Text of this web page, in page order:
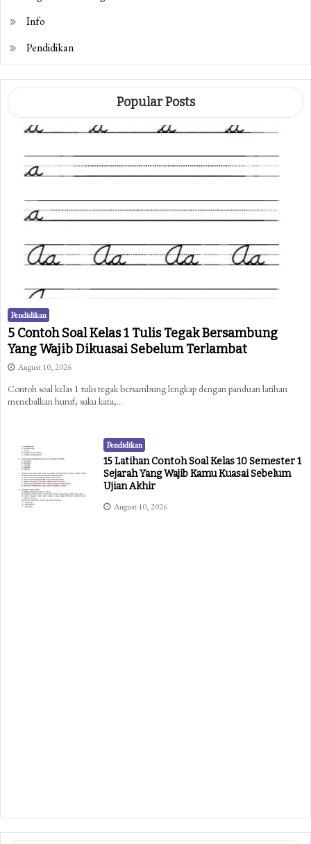
Info
Pendidikan
Popular Posts
Pendidikan
5 Contoh Soal Kelas 1 Tulis Tegak Bersambung
Yang Wajib Dikuasai Sebelum Terlambat
August 10, 2026
Contoh soal kelas 1 tulis tegak bersambung lengkap dengan panduan latihan
menebalkan huruf, suku kata,…
Pendidikan
15 Latihan Contoh Soal Kelas 10 Semester 1
Sejarah Yang Wajib Kamu Kuasai Sebelum
Ujian Akhir
August 10, 2026
Semester 1 Ternyata Sesulit Ini, Wajib Tahu
Sebelum Ujian